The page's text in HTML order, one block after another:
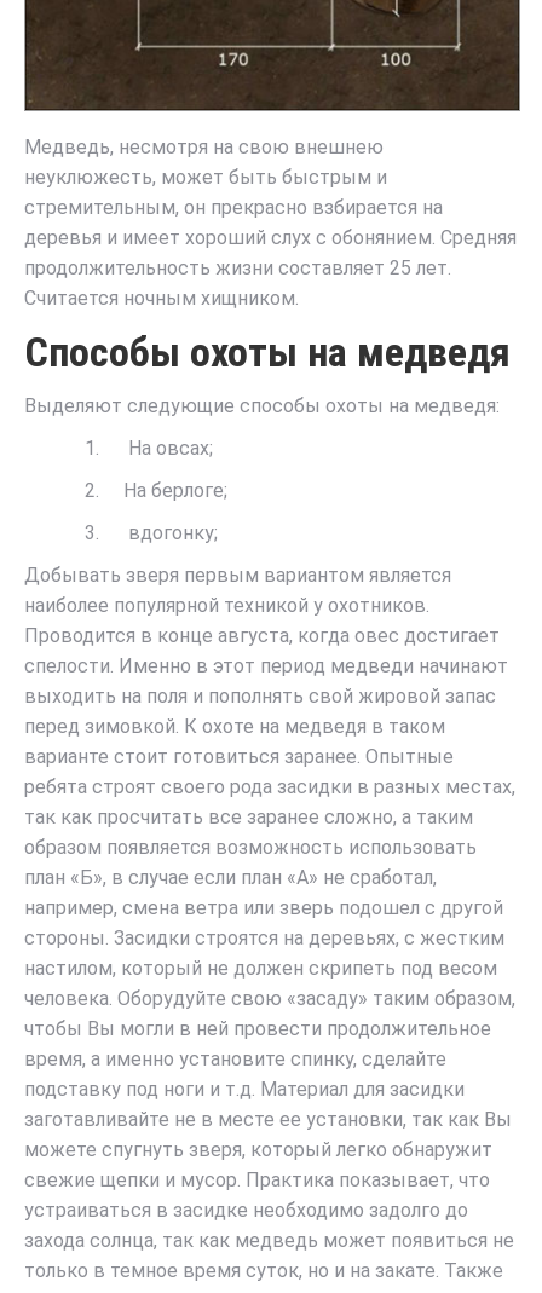
Медведь, несмотря на свою внешнею
неуклюжесть, может быть быстрым и
стремительным, он прекрасно взбирается на
деревья и имеет хороший слух с обонянием. Средняя
продолжительность жизни составляет 25 лет.
Считается ночным хищником.
Способы охоты на медведя
Выделяют следующие способы охоты на медведя:
1. На овсах;
2. На берлоге;
3. вдогонку;
Добывать зверя первым вариантом является
наиболее популярной техникой у охотников.
Проводится в конце августа, когда овес достигает
спелости. Именно в этот период медведи начинают
выходить на поля и пополнять свой жировой запас
перед зимовкой. К охоте на медведя в таком
варианте стоит готовиться заранее. Опытные
ребята строят своего рода засидки в разных местах,
так как просчитать все заранее сложно, а таким
образом появляется возможность использовать
план «Б», в случае если план «А» не сработал,
например, смена ветра или зверь подошел с другой
стороны. Засидки строятся на деревьях, с жестким
настилом, который не должен скрипеть под весом
человека. Оборудуйте свою «засаду» таким образом,
чтобы Вы могли в ней провести продолжительное
время, а именно установите спинку, сделайте
подставку под ноги и т.д. Материал для засидки
заготавливайте не в месте ее установки, так как Вы
можете спугнуть зверя, который легко обнаружит
свежие щепки и мусор. Практика показывает, что
устраиваться в засидке необходимо задолго до
захода солнца, так как медведь может появиться не
только в темное время суток, но и на закате. Также